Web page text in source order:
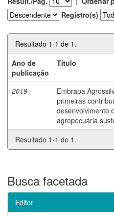
Registro(s)
Resultado 1-1 de 1.
Ano de
publicação
Título
2019
Embrapa
primeiras
desenvolvimento
agropecuária
Resultado 1-1 de 1.
Busca facetada
Editor